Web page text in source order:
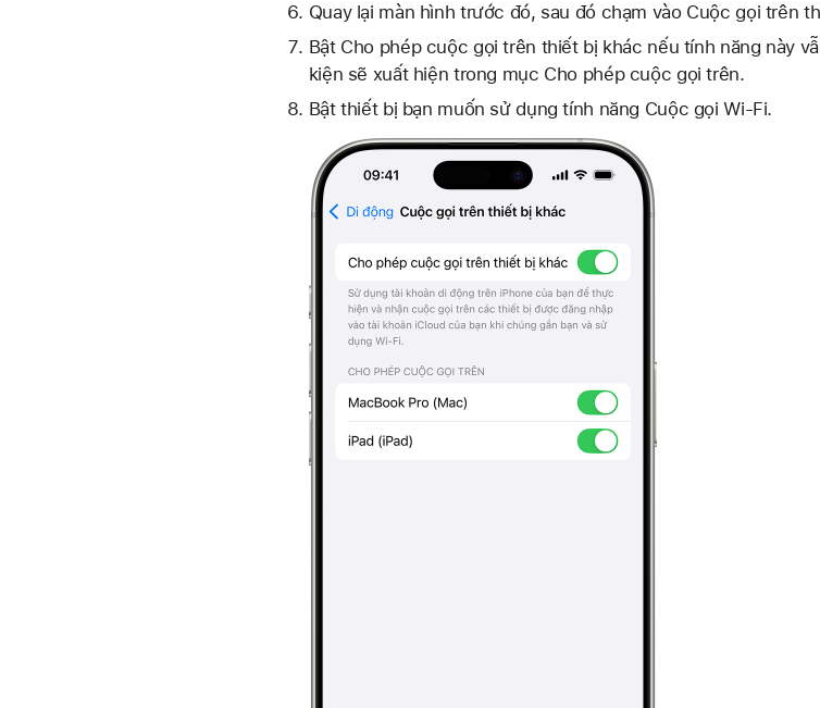
Quay lại màn hình trước đó, sau đó chạm vào Cuộc gọi trên
Bật Cho phép cuộc gọi trên thiết bị khác nếu tính năng này
kiện sẽ xuất hiện trong mục Cho phép cuộc gọi trên.
Bật thiết bị bạn muốn sử dụng tính năng Cuộc gọi Wi-Fi.